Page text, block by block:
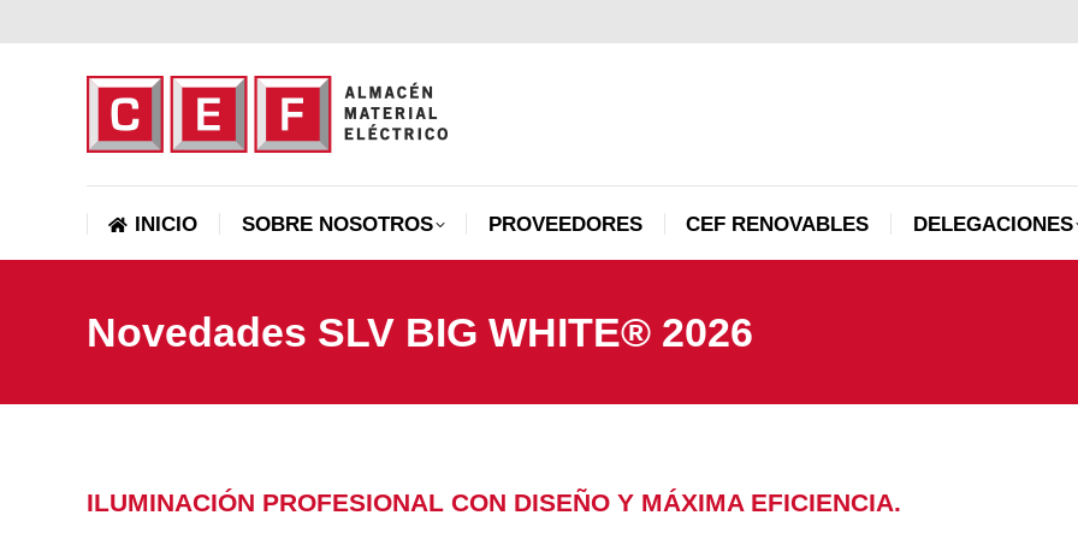
INICIO SOBRE NOSOTROS PROVEEDORES CEF RENOVABLES DELEGACIONES
Novedades SLV BIG WHITE® 2026
ILUMINACIÓN PROFESIONAL CON DISEÑO Y MÁXIMA EFICIENCIA.
INICIO SOBRE NOSOTROS PROVEEDORES CEF RENOVABLES